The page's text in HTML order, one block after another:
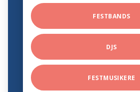
FESTBANDS
DJS
FESTMUSIKERE